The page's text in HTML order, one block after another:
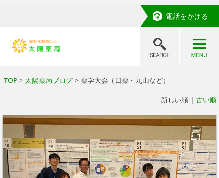
電話をかける
TOP> 太陽薬局ブログ> 薬学大会（日薬・九山など）
新しい順 | 古い順